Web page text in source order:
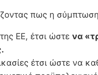
πως η
ΕΕ, έτσι ώστε να
έτσι ώστε να